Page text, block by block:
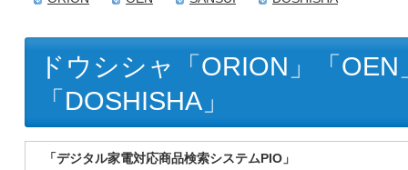
ドウシシャ「ORION」「
「DOSHISHA」
「デジタル家電対応商品検索システムPIO」